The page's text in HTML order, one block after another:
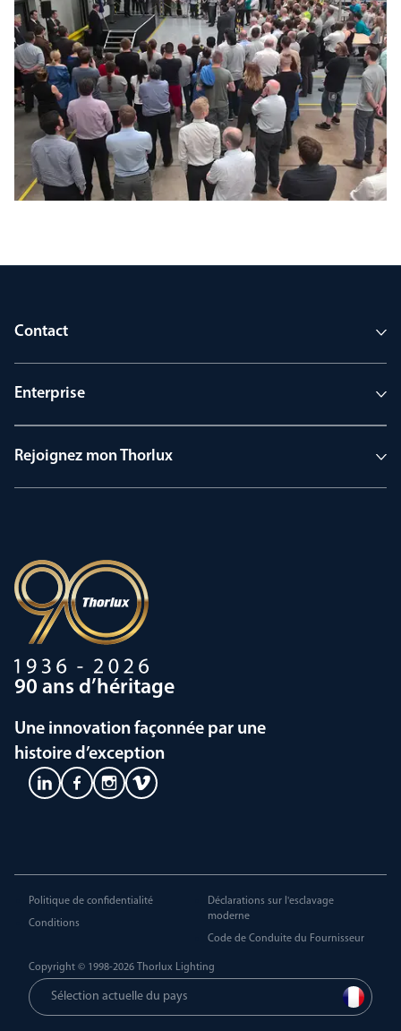
Contact
Enterprise
Rejoignez mon Thorlux
90 ans d’héritage
Une innovation façonnée par une
histoire d’exception
Politique de confidentialité
Conditions
Déclarations sur l'esclavage
moderne
Code de Conduite du Fournisseur
Copyright © 1998-2026 Thorlux Lighting
Sélection actuelle du pays